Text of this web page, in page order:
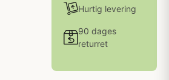
Hurtig levering
90 dages
returret